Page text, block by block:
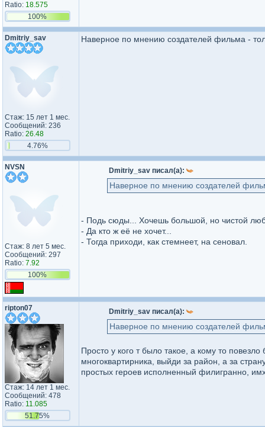
Ratio: 18.575
100%
Dmitriy_sav
Стаж: 15 лет 1 мес.
Сообщений: 236
Ratio: 26.48
4.76%
Наверное по мнению создателей фильма -
NVSN
Стаж: 8 лет 5 мес.
Сообщений: 297
Ratio: 7.92
100%
Dmitriy_sav писал(а):
Наверное по мнению создателей
- Подь сюды... Хочешь большой, но чистой
- Да кто ж её не хочет...
- Тогда приходи, как стемнеет, на сеновал.
ripton07
Стаж: 14 лет 1 мес.
Сообщений: 478
Ratio: 11.085
51.75%
Dmitriy_sav писал(а):
Наверное по мнению создателей
Просто у кого т было такое, а кому то
многоквартирника, выйди за район, а за
простых героев исполненный филигранно,